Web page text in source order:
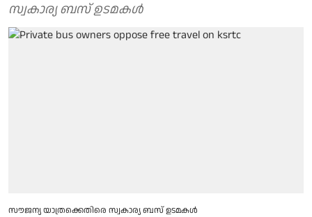
സ്വകാര്യ ബസ് ഉടമകൾ
സൗജന്യ യാത്രക്കെതിരെ സ്വകാര്യ ബസ് ഉടമകൾ